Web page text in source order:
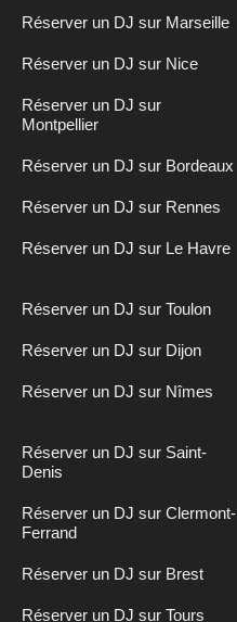
Réserver un DJ sur Marseille
Réserver un DJ sur Nice
Réserver un DJ sur
Montpellier
Réserver un DJ sur Bordeaux
Réserver un DJ sur Rennes
Réserver un DJ sur Le Havre
Réserver un DJ sur Toulon
Réserver un DJ sur Dijon
Réserver un DJ sur Nîmes
Réserver un DJ sur Saint-
Denis
Réserver un DJ sur Clermont-
Ferrand
Réserver un DJ sur Brest
Réserver un DJ sur Tours